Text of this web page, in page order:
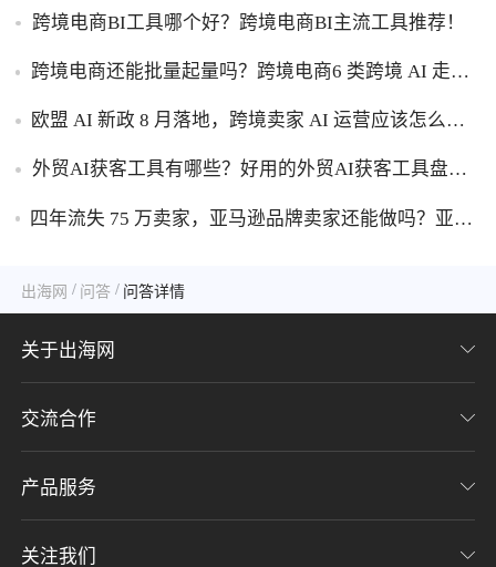
跨境电商BI工具哪个好？跨境电商BI主流工具推荐！
跨境电商还能批量起量吗？跨境电商6 类跨境 AI 走量
欧盟 AI 新政 8 月落地，跨境卖家 AI 运营应该怎么应
外贸AI获客工具有哪些？好用的外贸AI获客工具盘
四年流失 75 万卖家，亚马逊品牌卖家还能做吗？亚马
出海网 / 问答 / 问答详情
关于出海网
关于我们
加入我们
交流合作
联系我们
意见反馈
产品服务
关注我们